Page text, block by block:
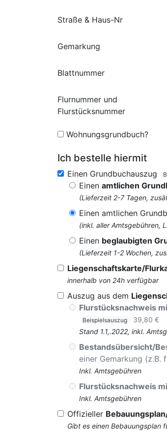
Straße & Haus-Nr
Gemarkung
Blattnummer
Flurnummer und
Flurstücksnummer
Wohnungsgrundbuch?
Ich bestelle hiermit
Einen Grundbuchauszug
Einen amtlichen
(Lieferzeit 2-7 Tagen,
Einen amtlichen
(inkl. aller Amtsgebühren,
Einen beglaubigten
(Lieferzeit 1-2 Wochen,
Liegenschaftskarte/
innerhalb von 24h verfügbar
Auszug aus dem
Flurstücksnachweis
Beispielsauszug
39,80 €
Stand 1.1,.2022, inkl.
Bestandsübersicht/
einer Gemarkung (z.B.
Inkl. Amtsgebühren
Flurstücksnachweis
Inkl. Amtsgebühren
Offizieller
Gibt es einen Bebauungsplan